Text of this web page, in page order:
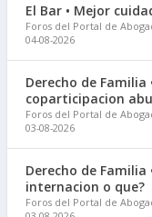
El Bar • Mejor
Foros del Portal de
04-08-2026
Derecho de Familia
coparticipacion
Foros del Portal de
03-08-2026
Derecho de Familia
internacion o que?
Foros del Portal de